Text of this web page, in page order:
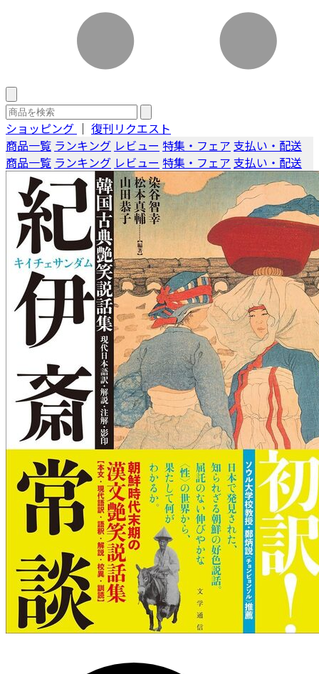
ショッピング ｜ 復刊リクエスト
商品一覧 ランキング レビュー 特集・フェア 支払い・配送
商品一覧 ランキング レビュー 特集・フェア 支払い・配送